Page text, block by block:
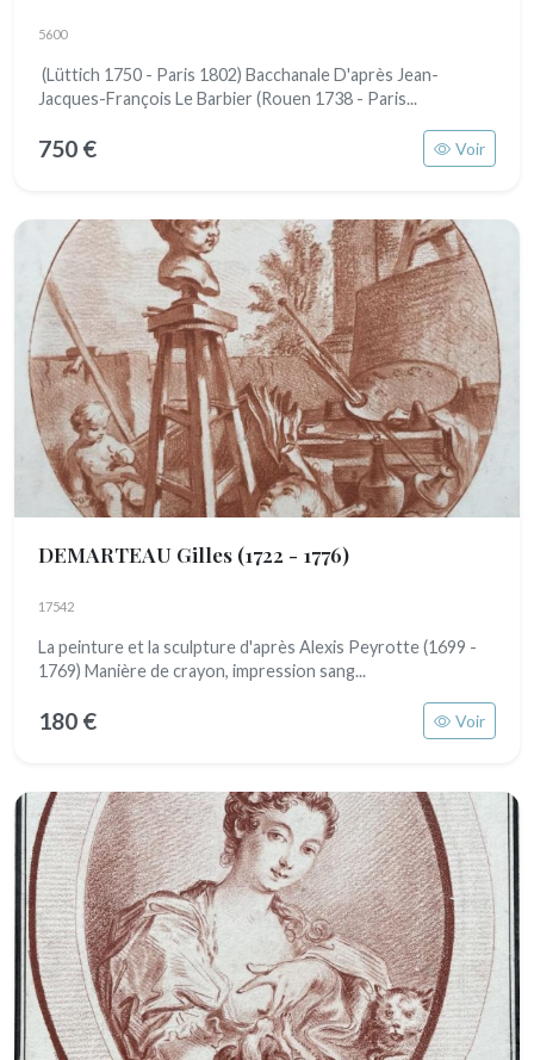
5600
(Lüttich 1750 - Paris 1802) Bacchanale D'après Jean-
Jacques-François Le Barbier (Rouen 1738 - Paris...
750 € Voir
DEMARTEAU Gilles (1722 - 1776)
17542
La peinture et la sculpture d'après Alexis Peyrotte (1699 -
1769) Manière de crayon, impression sang...
180 € Voir